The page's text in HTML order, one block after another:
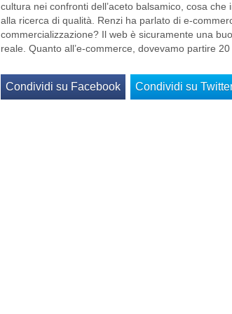
cultura nei confronti dell’aceto balsamico, cosa
alla ricerca di qualità. Renzi ha parlato di e-
commercializzazione? Il web è sicuramente una
reale. Quanto all’e-commerce, dovevamo partire
Condividi su Facebook Condividi su